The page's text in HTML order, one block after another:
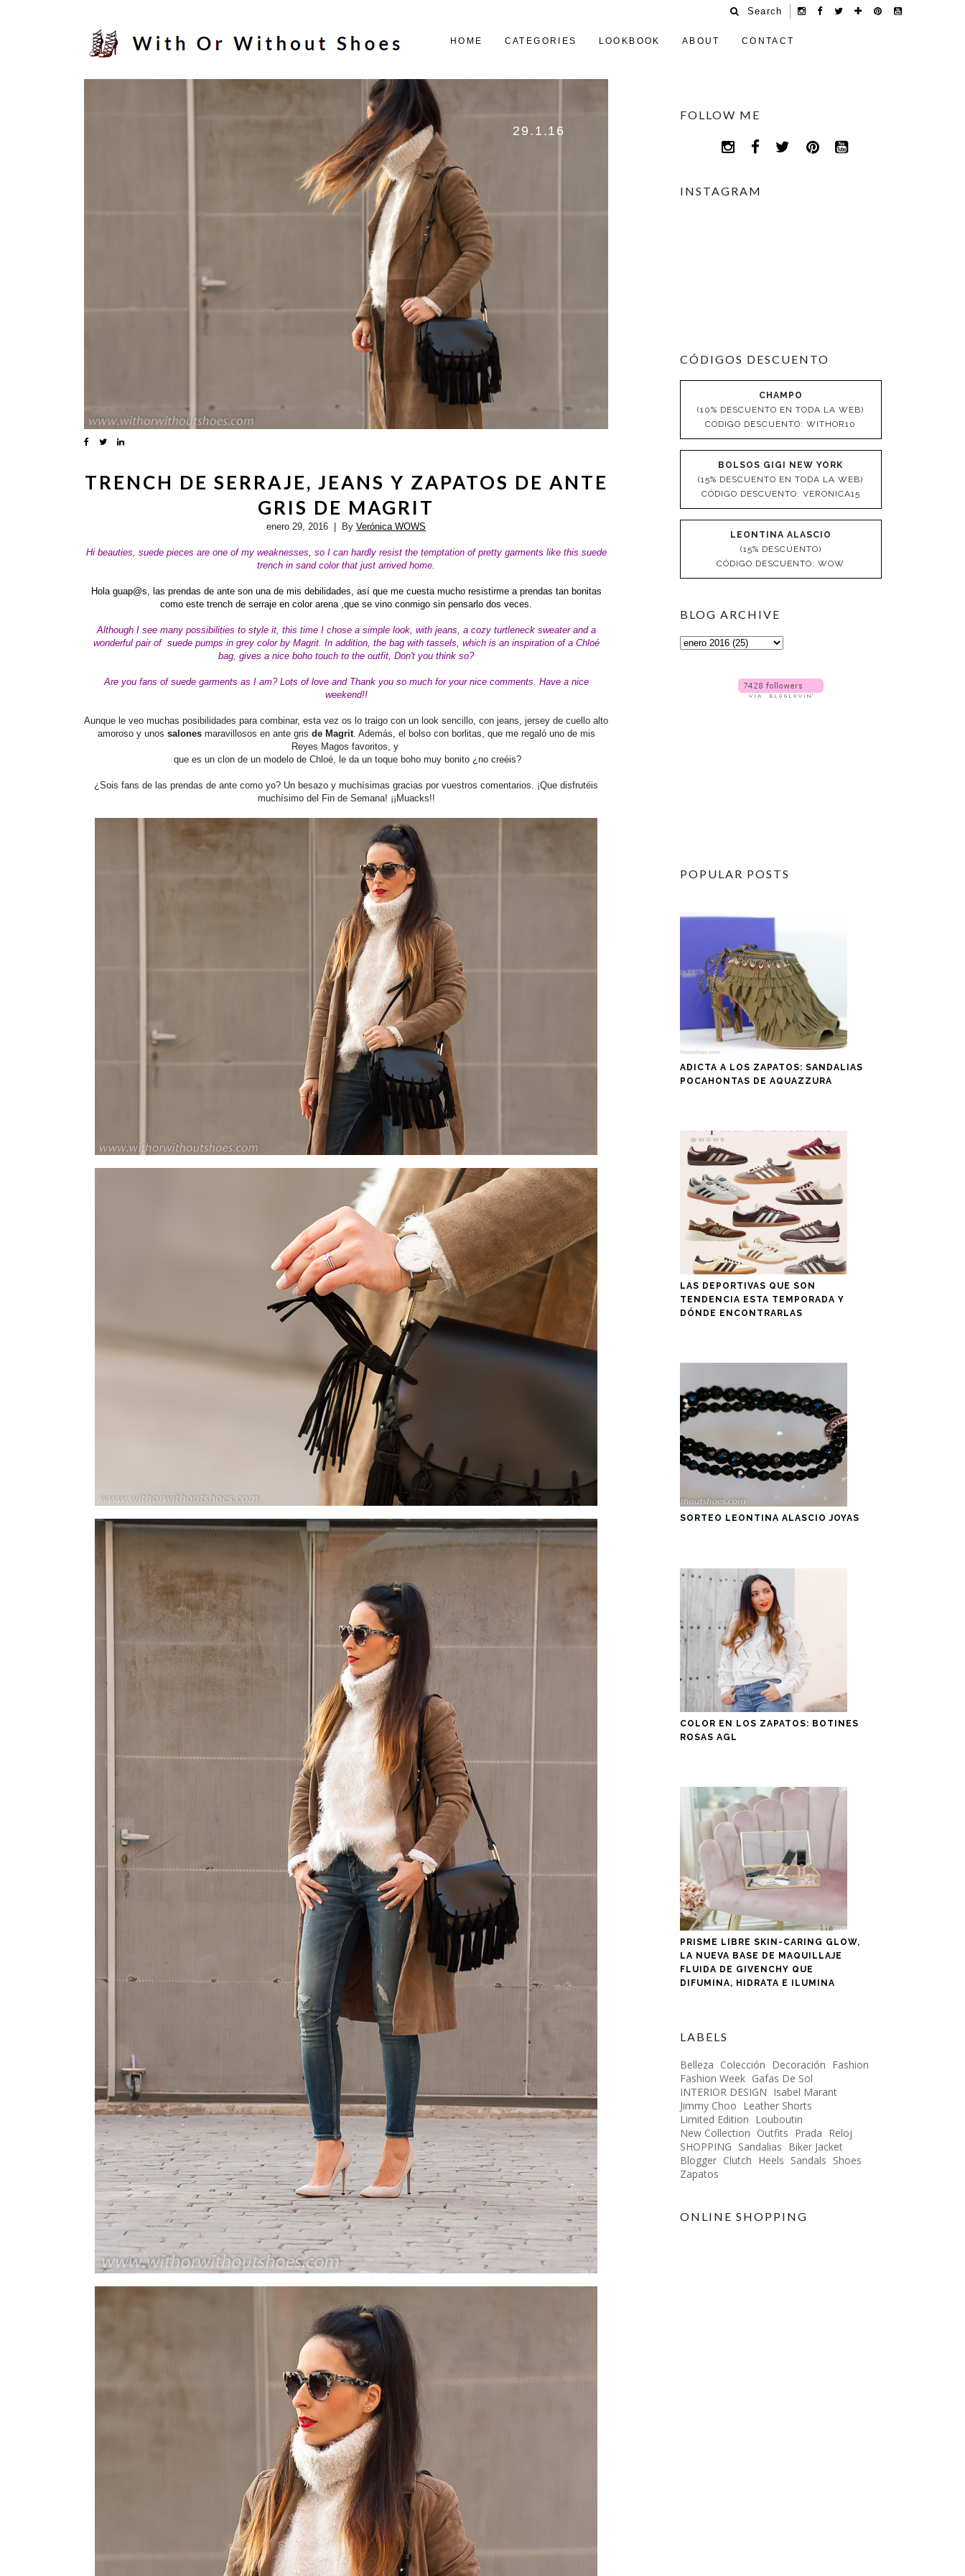
Search
HOME CATEGORIES LOOKBOOK ABOUT CONTACT
29.1.16
TRENCH DE SERRAJE, JEANS Y ZAPATOS DE ANTE
GRIS DE MAGRIT
enero 29, 2016 | By Verónica WOWS
Hi beauties, suede pieces are one of my weaknesses, so I can hardly resist the temptation of pretty garments like this suede
trench in sand color that just arrived home.
Hola guap@s, las prendas de ante son una de mis debilidades, así que me cuesta mucho resistirme a prendas tan bonitas
como este trench de serraje en color arena ,que se vino conmigo sin pensarlo dos veces.
Although I see many possibilities to style it, this time I chose a simple look, with jeans, a cozy turtleneck sweater and a
wonderful pair of suede pumps in grey color by Magrit. In addition, the bag with tassels, which is an inspiration of a Chloé
bag, gives a nice boho touch to the outfit, Don't you think so?
Are you fans of suede garments as I am? Lots of love and Thank you so much for your nice comments. Have a nice
weekend!!
Aunque le veo muchas posibilidades para combinar, esta vez os lo traigo con un look sencillo, con jeans, jersey de cuello alto
amoroso y unos salones maravillosos en ante gris de Magrit. Además, el bolso con borlitas, que me regaló uno de mis
Reyes Magos favoritos, y
que es un clon de un modelo de Chloé, le da un toque boho muy bonito ¿no creéis?
¿Sois fans de las prendas de ante como yo? Un besazo y muchísimas gracias por vuestros comentarios. ¡Que disfrutéis
muchísimo del Fin de Semana! ¡¡Muacks!!
FOLLOW ME
INSTAGRAM
CÓDIGOS DESCUENTO
CHAMPO
(10% DESCUENTO EN TODA LA WEB)
CÓDIGO DESCUENTO: WITHOR10
BOLSOS GIGI NEW YORK
(15% DESCUENTO EN TODA LA WEB)
CÓDIGO DESCUENTO: VERONICA15
LEONTINA ALASCIO
(15% DESCUENTO)
CÓDIGO DESCUENTO: WOW
BLOG ARCHIVE
POPULAR POSTS
ADICTA A LOS ZAPATOS: SANDALIAS
POCAHONTAS DE AQUAZZURA
LAS DEPORTIVAS QUE SON
TENDENCIA ESTA TEMPORADA Y
DÓNDE ENCONTRARLAS
SORTEO LEONTINA ALASCIO JOYAS
COLOR EN LOS ZAPATOS: BOTINES
ROSAS AGL
PRISME LIBRE SKIN-CARING GLOW,
LA NUEVA BASE DE MAQUILLAJE
FLUIDA DE GIVENCHY QUE
DIFUMINA, HIDRATA E ILUMINA
LABELS
Belleza Colección Decoración Fashion
Fashion Week Gafas De Sol
INTERIOR DESIGN Isabel Marant
Jimmy Choo Leather Shorts
Limited Edition Louboutin
New Collection Outfits Prada Reloj
SHOPPING Sandalias Biker Jacket
Blogger Clutch Heels Sandals Shoes
Zapatos
ONLINE SHOPPING